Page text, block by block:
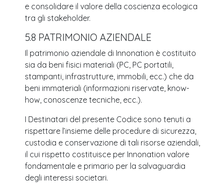
e consolidare il valore della coscienza ecologica
tra gli stakeholder.
5.8 PATRIMONIO AZIENDALE
Il patrimonio aziendale di Innonation è costituito
sia da beni fisici materiali (PC, PC portatili,
stampanti, infrastrutture, immobili, ecc.) che da
beni immateriali (informazioni riservate, know-
how, conoscenze tecniche, ecc.).
I Destinatari del presente Codice sono tenuti a
rispettare l’insieme delle procedure di sicurezza,
custodia e conservazione di tali risorse aziendali,
il cui rispetto costituisce per Innonation valore
fondamentale e primario per la salvaguardia
degli interessi societari.